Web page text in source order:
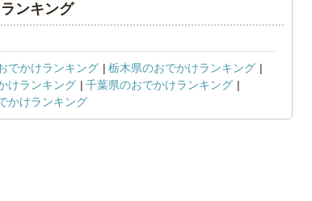
ンキング
でかけランキング
栃木県のおでかけランキング
けランキング
千葉県のおでかけランキング
かけランキング